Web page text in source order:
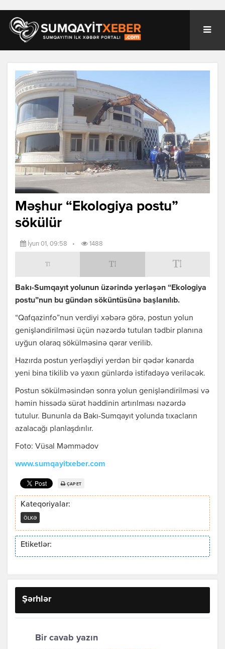
Məşhur “Ekologiya postu”
sökülür
İyun 01, 09:58 • 1488
Bakı-Sumqayıt yolunun üzərində yerləşən “Ekologiya
postu”nun bu gündən söküntüsünə başlanılıb.
“Qafqazinfo”nun verdiyi xəbərə görə, postun yolun
genişləndirilməsi üçün nəzərdə tutulan tədbir planına
uyğun olaraq sökülməsinə qərar verilib.
Hazırda postun yerləşdiyi yerdən bir qədər kənarda
yeni bina tikilib və yaxın günlərdə istifadəyə veriləcək.
Postun sökülməsindən sonra yolun genişləndirilməsi və
həmin hissədə sürət həddinin artırılması nəzərdə
tutulur. Bununla da Bakı-Sumqayıt yolunda tıxacların
azalacağı planlaşdırılır.
Foto: Vüsal Məmmədov
www.sumqayitxeber.com
ÇAP ET
Kateqoriyalar:
ÖLKƏ
Etiketlər:
Şərhlər
Bir cavab yazın